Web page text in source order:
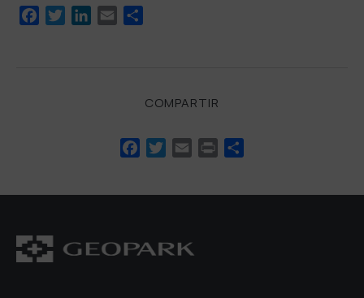
FacebookTwitterLinkedIn
Email
COMPARTIR
Facebook
Twitter
Email Print